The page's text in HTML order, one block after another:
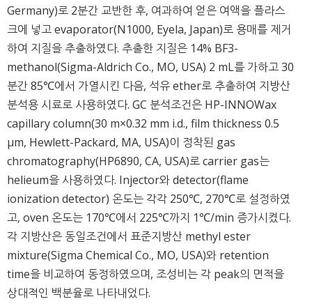
Germany)로 2분간 교반한 후, 여과하여 얻은 여액을 플라스
크에 넣고 evaporator(N1000, Eyela, Japan)로 용매를 제거
하여 지질을 추출하였다. 추출한 지질은 14% BF3-
methanol(Sigma-Aldrich Co., MO, USA) 2 mL를 가하고 30
분간 85℃에서 가열시킨 다음, 석유 ether로 추출하여 지방산
분석용 시료로 사용하였다. GC 분석조건은 HP-INNOWax
capillary column(30 m×0.32 mm i.d., film thickness 0.5
μm, Hewlett-Packard, MA, USA)이 정착된 gas
chromatography(HP6890, CA, USA)로 carrier gas는
helieum을 사용하였다. Injector와 detector(flame
ionization detector) 온도는 각각 250℃, 270℃로 설정하였
고, oven 온도는 170℃에서 225℃까지 1℃/min 증가시켰다.
각 지방산은 동일조건에서 표준지방산 methyl ester
mixture(Sigma Chemical Co., MO, USA)와 retention
time을 비교하여 동정하였으며, 조성비는 각 peak의 면적을
상대적인 백분율로 나타내었다.